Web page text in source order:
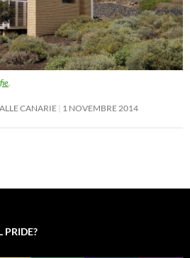
CANARIE 1 NOVEMBRE 2014
PRIDE?